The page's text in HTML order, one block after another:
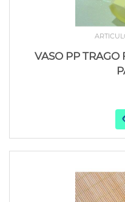
VASO PP TRAGO